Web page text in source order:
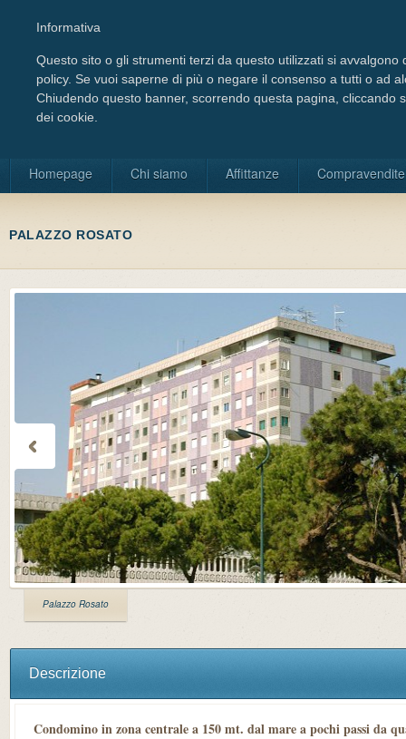
Homepage Chi siamo Affittanze Compravendite
PALAZZO ROSATO
Palazzo Rosato
Descrizione
Condomino in zona centrale a 150 mt. dal mare a pochi passi da
Informativa
Questo sito o gli strumenti terzi da questo utilizzati si
policy. Se vuoi saperne di più o negare il consenso a tutti o ad
Chiudendo questo banner, scorrendo questa pagina, cliccando
dei cookie.